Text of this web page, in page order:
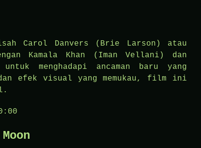
Carol Danvers (Brie Larson) atau
Kamala Khan (Iman Vellani) dan
menghadapi ancaman baru yang
efek visual yang memukau, film ini